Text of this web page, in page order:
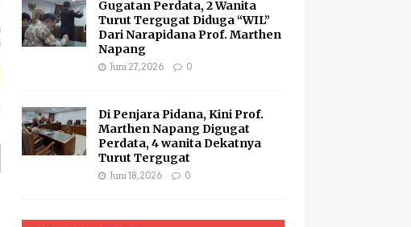
Gugatan Perdata, 2 Wanita
Turut Tergugat Diduga “WIL”
Dari Narapidana Prof. Marthen
Napang
Juni 27, 2026 0
Di Penjara Pidana, Kini Prof.
Marthen Napang Digugat
Perdata, 4 wanita Dekatnya
Turut Tergugat
Juni 18, 2026 0